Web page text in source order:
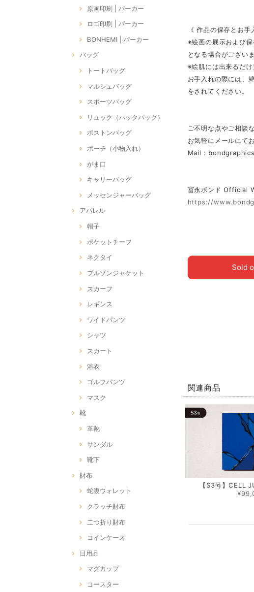
原画印刷 | パーカー
ロゴ印刷 | パーカー
BONHEMI | パーカー
バッグ
トートバッグ
マルシェバッグ
スポーツバッグ
リュック（バックパック）
ボストンバッグ
ポーチ（小物入れ）
がま口
キャリーバッグ
メッセンジャーバッグ
アパレル
帽子
ポケットチーフ
ネクタイ
ブルゾンジャケット
スカーフ
レギンス
ワイドパンツ
シャツ
スカート
浴衣
ゴルフパンツ
マスク
靴
革靴
サンダル
靴下
財布
蛇腹ウォレット
クラッチ財布
二つ折り財布
コインケース
日用品
マグカップ
コースター
《 作品の保存とお手
※絵画の展示および
となる場合がございま
※絵肌には出来るだ
お手入れの際には、
をされてください。
ご不明な点やご相談
お気軽にメールにて
Mail :
冨永ボンド Official
https://
Sold
関連商品
【S3号】CELL